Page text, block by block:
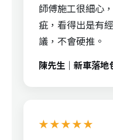
師傅施工很細心
疵，看得出是有
議，不會硬推。
陳先生｜新車落地
★★★★★